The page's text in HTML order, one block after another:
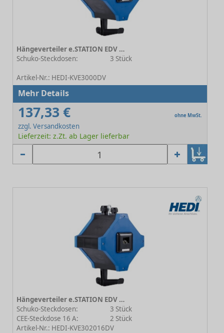
Hängeverteiler e.STATION EDV Kombi-Ausführung 3.5
Schuko-Steckdosen:
3 Stück
Artikel-Nr.: HEDI-KVE3000DV
Mehr Details
137,33 € ohne MwSt.
zzgl. Versandkosten
Lieferzeit: z.Zt. ab Lager lieferbar
Hängeverteiler e.STATION EDV Kombi-Ausführung 9.5
Schuko-Steckdosen:
3 Stück
CEE-Steckdose 16 A:
2 Stück
Artikel-Nr.: HEDI-KVE302016DV